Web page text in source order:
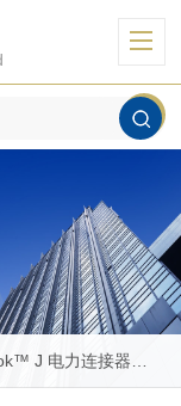
J 电力连接器